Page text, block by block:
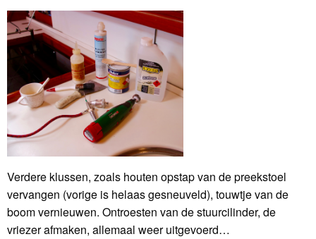
Verdere klussen, zoals houten opstap van de preekstoel
vervangen (vorige is helaas gesneuveld), touwtje van de
boom vernieuwen. Ontroesten van de stuurcilinder, de
vriezer afmaken, allemaal weer uitgevoerd…